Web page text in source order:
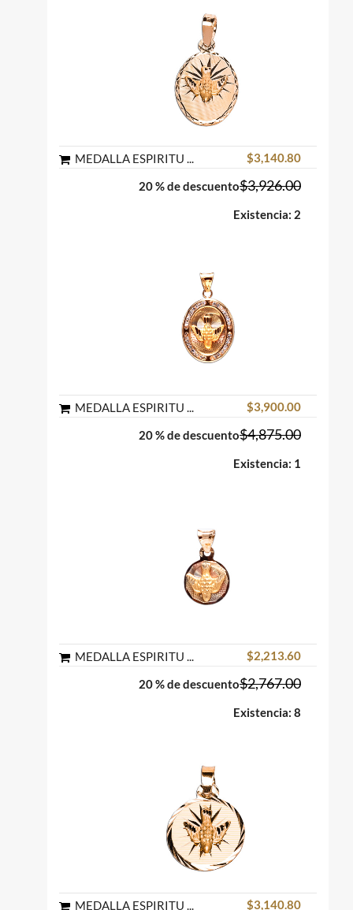
MEDALLA ESPIRITU SANTO OVAL ORO AMARILLO 10K MEX
$3,140.80
20 % de descuento$3,926.00
Existencia: 2
MEDALLA ESPIRITU SANTO OVAL CIRCONIAS ENGARCE DE RIEL ORO FLORENTINO 10K MEX
$3,900.00
20 % de descuento$4,875.00
Existencia: 1
MEDALLA ESPIRITU SANTO REDONDA ORO FLORENTINO 10K MEX.
$2,213.60
20 % de descuento$2,767.00
Existencia: 8
MEDALLA ESPIRITU SANTO REDONDA ORO AMARILLO 10K MEX
$3,140.80